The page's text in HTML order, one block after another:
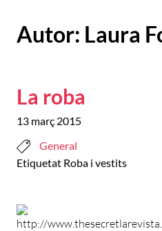
Autor: Laura
La roba
13 març 2015
General
Etiquetat Roba i vestits